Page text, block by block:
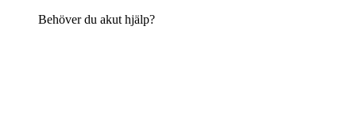
Behöver du akut hjälp?